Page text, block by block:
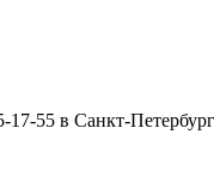
55 в Санкт-